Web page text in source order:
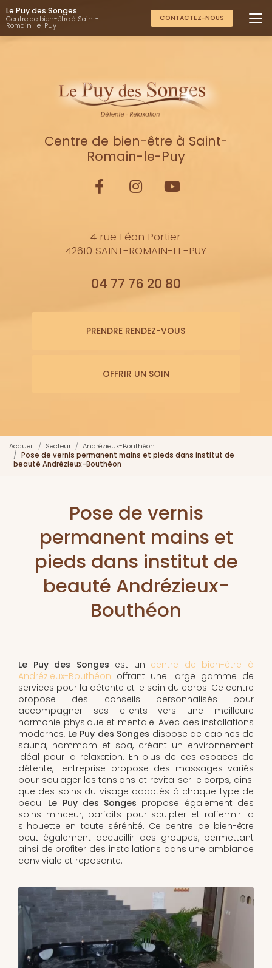
Aller
au
contenu
principal
Le Puy des Songes
Centre de bien-être à Saint-
Romain-le-Puy
CONTACTEZ-NOUS
Centre de bien-être à Saint-
Romain-le-Puy
4 rue Léon Portier
42610 SAINT-ROMAIN-LE-PUY
04 77 76 20 80
PRENDRE RENDEZ-VOUS
OFFRIR UN SOIN
Accueil Secteur
Andrézieux-Bouthéon
Pose de vernis permanent mains et pieds dans institut de
beauté Andrézieux-Bouthéon
Pose de vernis
permanent mains et
pieds dans institut de
beauté Andrézieux-
Bouthéon
Le Puy des Songes est un centre de bien-être à
Andrézieux-Bouthéon offrant une large gamme de
services pour la détente et le soin du corps. Ce centre
propose des conseils personnalisés pour
accompagner ses clients vers une meilleure
harmonie physique et mentale. Avec des installations
modernes, Le Puy des Songes dispose de cabines de
sauna, hammam et spa, créant un environnement
idéal pour la relaxation. En plus de ces espaces de
détente, l'entreprise propose des massages variés
pour soulager les tensions et revitaliser le corps, ainsi
que des soins du visage adaptés à chaque type de
peau. Le Puy des Songes propose également des
soins minceur, parfaits pour sculpter et raffermir la
silhouette en toute sérénité. Ce centre de bien-être
peut également accueillir des groupes, permettant
ainsi de profiter des installations dans une ambiance
conviviale et reposante.